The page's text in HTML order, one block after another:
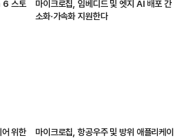
6 스토
마이크로칩, 임베디드 및 엣지 AI 배포 간
소화·가속화 지원한다
위한
마이크로칩, 항공우주 및 방위 애플리케이